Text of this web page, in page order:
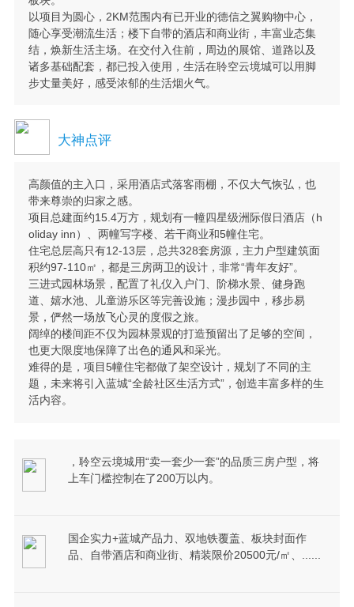
以项目为圆心，2KM范围内有已开业的德信之翼购物中心，
随心享受潮流生活；楼下自带的酒店和商业街，丰富业态集
结，焕新生活主场。在交付入住前，周边的展馆、道路以及
诸多基础配套，都已投入使用，生活在聆空云境城可以用脚
步丈量美好，感受浓郁的生活烟火气。
大神点评
高颜值的主入口，采用酒店式落客雨棚，不仅大气恢弘，也
带来尊崇的归家之感。
项目总建面约15.4万方，规划有一幢四星级洲际假日酒店（h
oliday inn）、两幢写字楼、若干商业和5幢住宅。
住宅总层高只有12-13层，总共328套房源，主力户型建筑面
积约97-110㎡，都是三房两卫的设计，非常“青年友好”。
三进式园林场景，配置了礼仪入户门、阶梯水景、健身跑
道、嬉水池、儿童游乐区等完善设施；漫步园中，移步易
景，俨然一场放飞心灵的度假之旅。
阔绰的楼间距不仅为园林景观的打造预留出了足够的空间，
也更大限度地保障了出色的通风和采光。
难得的是，项目5幢住宅都做了架空设计，规划了不同的主
题，未来将引入蓝城“全龄社区生活方式”，创造丰富多样的生
活内容。
，聆空云境城用“卖一套少一套”的品质三房户型，将
上车门槛控制在了200万以内。
国企实力+蓝城产品力、双地铁覆盖、板块封面作
品、自带酒店和商业街、精装限价20500元/㎡、......